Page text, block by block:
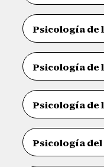
Psicología de
Psicología de
Psicología de
Psicología